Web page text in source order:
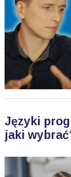
Języki
jaki